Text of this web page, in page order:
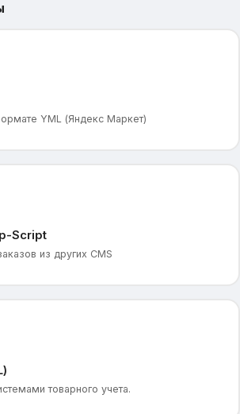
YML (Яндекс Маркет)
Script
из других CMS
товарного учета.